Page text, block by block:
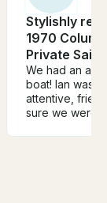
Stylishly
1970
Private
We had an
boat! Ian was
attentive,
sure we were